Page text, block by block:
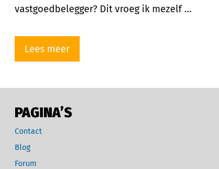
vastgoedbelegger? Dit vroeg ik mezelf …
Lees meer
PAGINA’S
Contact
Blog
Forum